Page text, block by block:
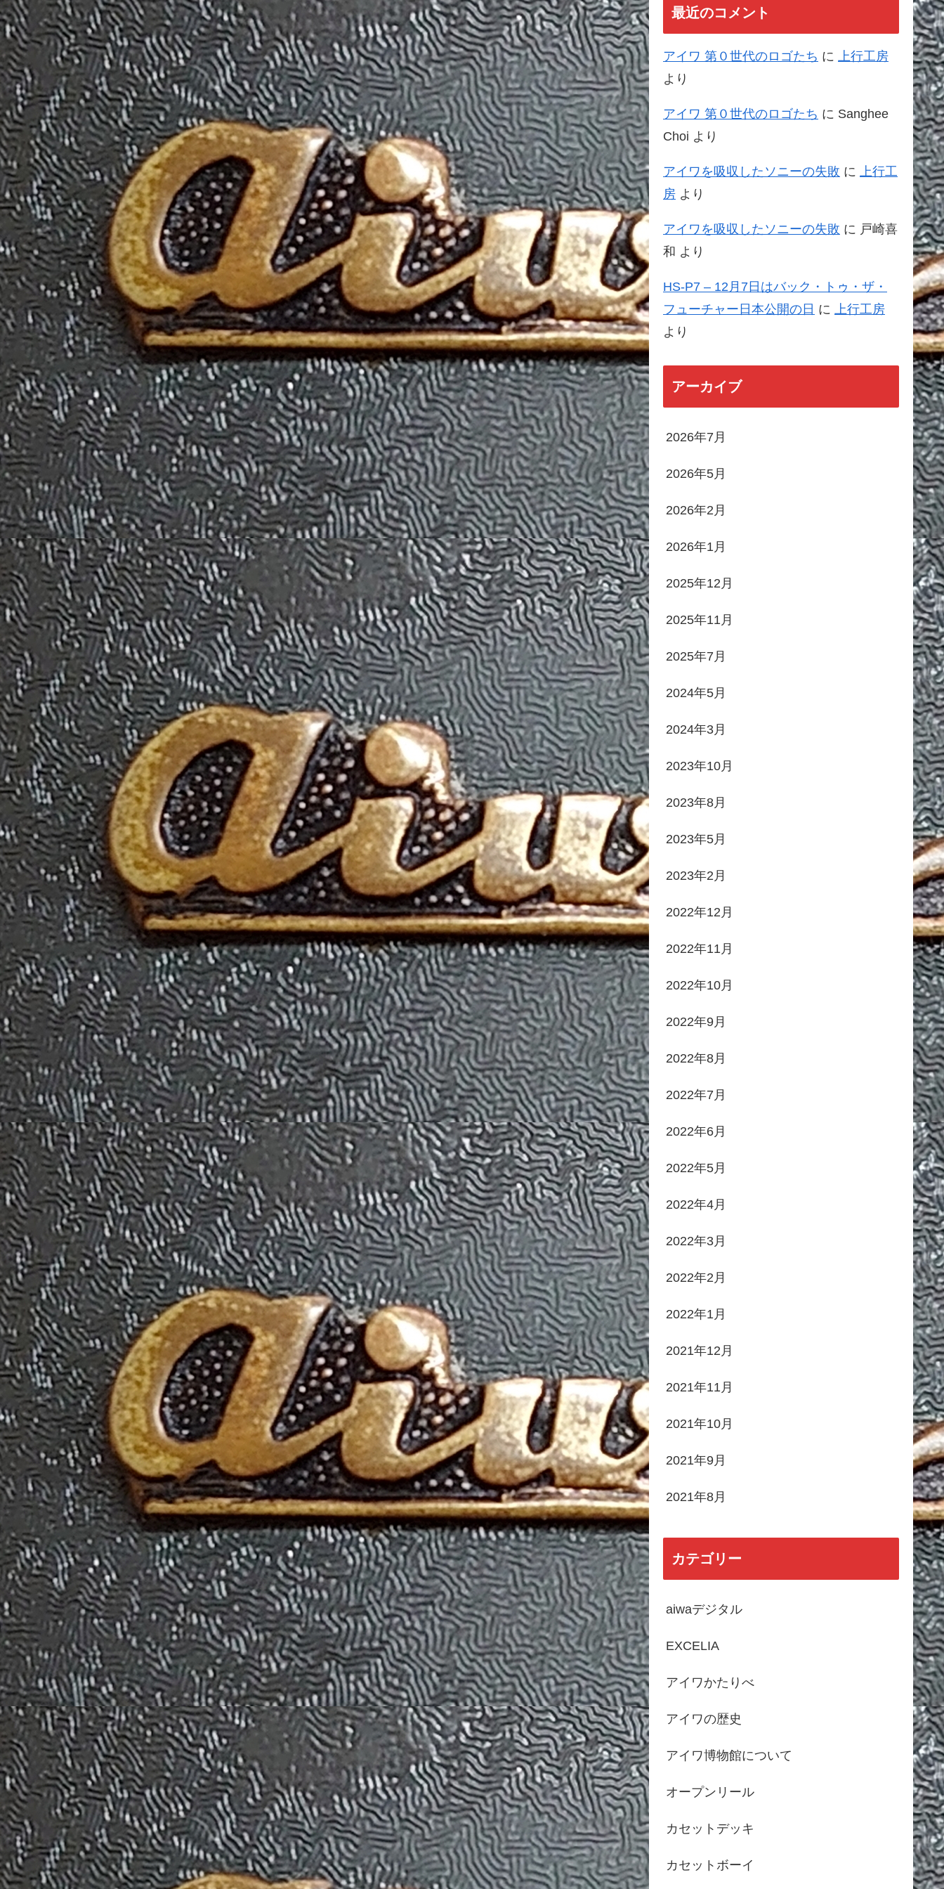
最近のコメント
アイワ 第０世代のロゴたち に
上行工房
より
アイワ 第０世代のロゴたち に Sanghee
Choi より
アイワを吸収したソニーの失敗 に
上行工
房 より
アイワを吸収したソニーの失敗 に 戸崎喜
和 より
HS-P7 – 12月7日はバック・トゥ・ザ・
フューチャー日本公開の日 に
上行工房
より
アーカイブ
2026年7月
2026年5月
2026年2月
2026年1月
2025年12月
2025年11月
2025年7月
2024年5月
2024年3月
2023年10月
2023年8月
2023年5月
2023年2月
2022年12月
2022年11月
2022年10月
2022年9月
2022年8月
2022年7月
2022年6月
2022年5月
2022年4月
2022年3月
2022年2月
2022年1月
2021年12月
2021年11月
2021年10月
2021年9月
2021年8月
カテゴリー
aiwaデジタル
EXCELIA
アイワかたりべ
アイワの歴史
アイワ博物館について
オープンリール
カセットデッキ
カセットボーイ